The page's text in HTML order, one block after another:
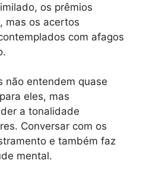
os prêmios
mas os acertos
com afagos
não entendem quase
eles, mas
a tonalidade
Conversar com os
e também faz
mental.